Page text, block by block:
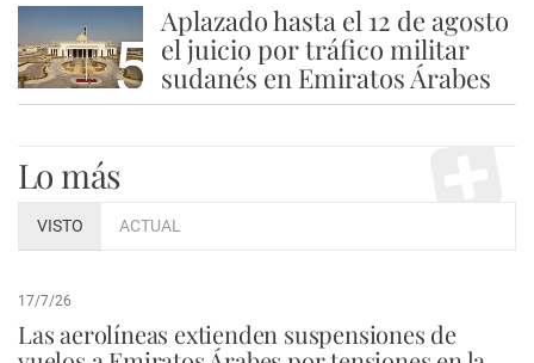
5
Aplazado hasta el 12 de agosto
el juicio por tráfico militar
sudanés en Emiratos Árabes
Lo más
VISTO ACTUAL
17/7/26
Las aerolíneas extienden suspensiones de